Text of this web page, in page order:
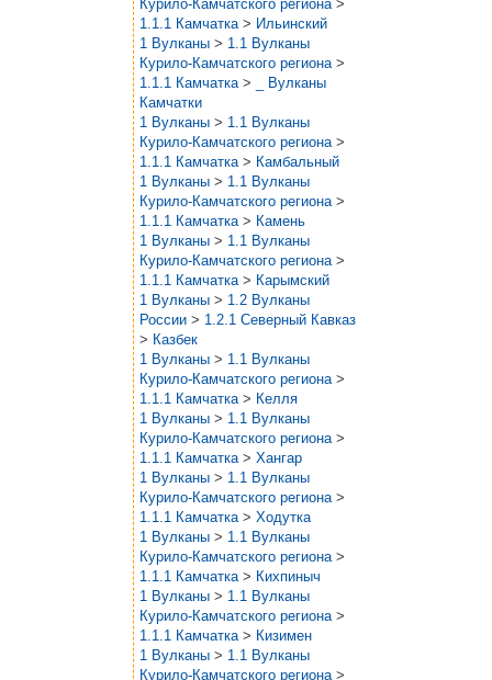
Курило-Камчатского региона >
1.1.1 Камчатка > Ильинский
1 Вулканы > 1.1 Вулканы
Курило-Камчатского региона >
1.1.1 Камчатка >
_ Вулканы
Камчатки
1 Вулканы > 1.1 Вулканы
Курило-Камчатского региона >
1.1.1 Камчатка > Камбальный
1 Вулканы > 1.1 Вулканы
Курило-Камчатского региона >
1.1.1 Камчатка > Камень
1 Вулканы > 1.1 Вулканы
Курило-Камчатского региона >
1.1.1 Камчатка > Карымский
1 Вулканы > 1.2 Вулканы
России > 1.2.1 Северный Кавказ
> Казбек
1 Вулканы > 1.1 Вулканы
Курило-Камчатского региона >
1.1.1 Камчатка > Келля
1 Вулканы > 1.1 Вулканы
Курило-Камчатского региона >
1.1.1 Камчатка > Хангар
1 Вулканы > 1.1 Вулканы
Курило-Камчатского региона >
1.1.1 Камчатка > Ходутка
1 Вулканы > 1.1 Вулканы
Курило-Камчатского региона >
1.1.1 Камчатка > Кихпиныч
1 Вулканы > 1.1 Вулканы
Курило-Камчатского региона >
1.1.1 Камчатка > Кизимен
1 Вулканы > 1.1 Вулканы
Курило-Камчатского региона >